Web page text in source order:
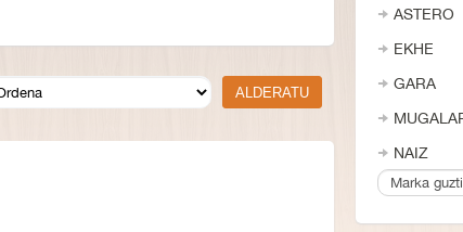
ASTERO
EKHE
GARA
NAIZ